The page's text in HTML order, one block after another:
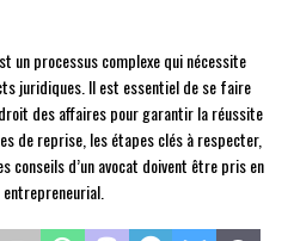
un processus complexe qui nécessite
juridiques. Il est essentiel de se faire
des affaires pour garantir la réussite
de reprise, les étapes clés à respecter,
conseils d’un avocat doivent être pris en